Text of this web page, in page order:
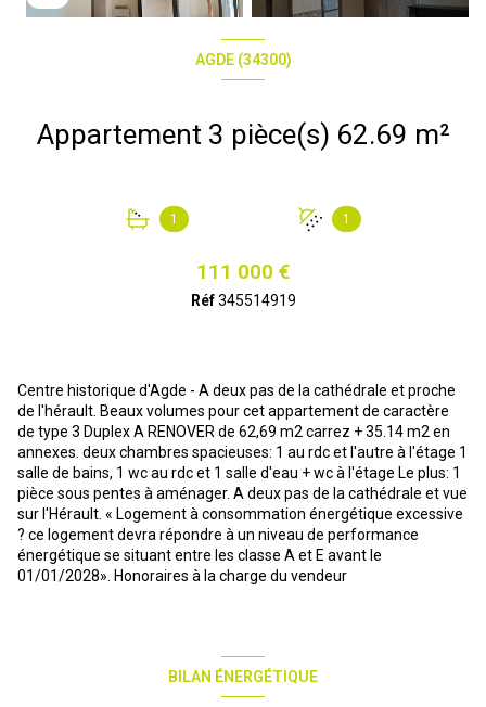
AGDE (34300)
Appartement 3 pièce(s) 62.69 m²
1 1
111 000 €
Réf345514919
Centre historique d'Agde - A deux pas de la cathédrale et proche
de l'hérault. Beaux volumes pour cet appartement de caractère
de type 3 Duplex A RENOVER de 62,69 m2 carrez + 35.14 m2 en
annexes. deux chambres spacieuses: 1 au rdc et l'autre à l'étage 1
salle de bains, 1 wc au rdc et 1 salle d'eau + wc à l'étage Le plus: 1
pièce sous pentes à aménager. A deux pas de la cathédrale et vue
sur l'Hérault. « Logement à consommation énergétique excessive
? ce logement devra répondre à un niveau de performance
énergétique se situant entre les classe A et E avant le
01/01/2028». Honoraires à la charge du vendeur
BILAN ÉNERGÉTIQUE